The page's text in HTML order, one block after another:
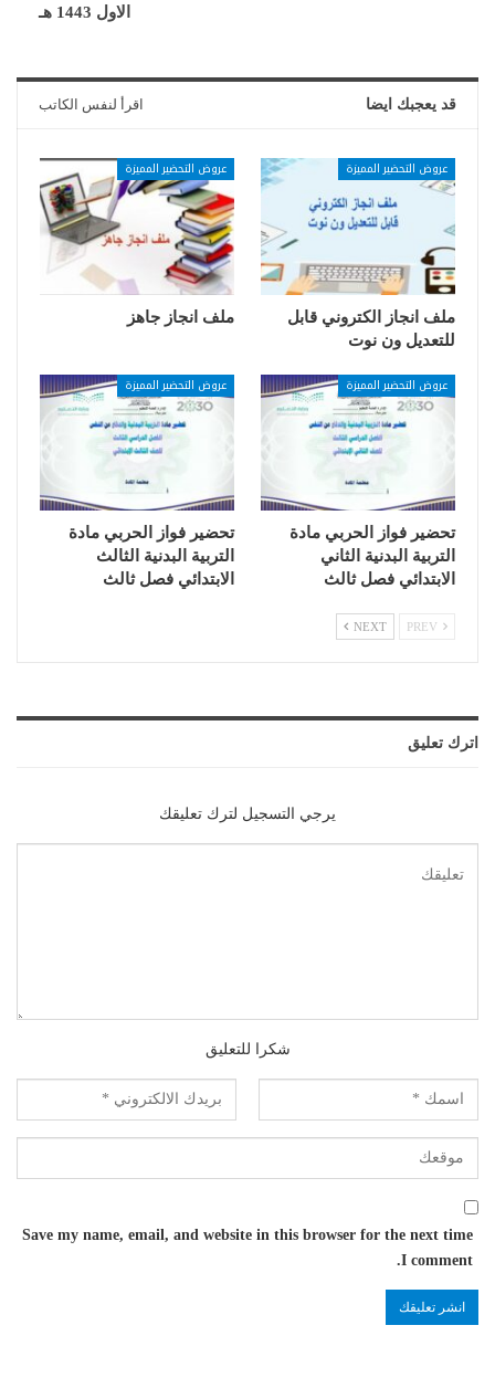
الاول 1443 هـ
قد يعجبك ايضا اقرأ لنفس الكاتب
عروض التحضير المميزة
ملف انجاز الكتروني قابل
للتعديل ون نوت
عروض التحضير المميزة
ملف انجاز جاهز
عروض التحضير المميزة
تحضير فواز الحربي مادة
التربية البدنية الثاني
الابتدائي فصل ثالث
عروض التحضير المميزة
تحضير فواز الحربي مادة
التربية البدنية الثالث
الابتدائي فصل ثالث
NEXT
اترك تعليق
يرجي التسجيل لترك تعليقك
شكرا للتعليق
Save my name, email, and website in this browser for the next time
I comment.